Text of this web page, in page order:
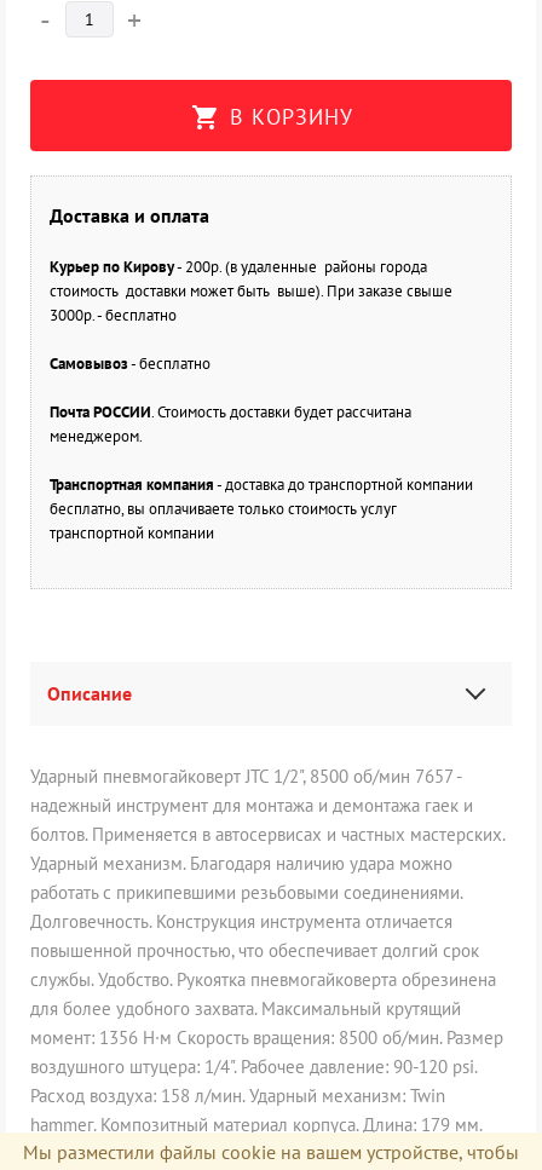
- +
shopping_cart В КОРЗИНУ
Доставка и оплата
Курьер по Кирову- 200р. (в удаленные районы города
стоимость доставки может быть выше). При заказе свыше
3000р. - бесплатно
Самовывоз- бесплатно
Почта РОССИИ. Стоимость доставки будет рассчитана
менеджером.
Транспортная компания- доставка до транспортной компании
бесплатно, вы оплачиваете только стоимость услуг
транспортной компании
Описание
Ударный пневмогайковерт JTC 1/2", 8500 об/мин 7657 -
надежный инструмент для монтажа и демонтажа гаек и
болтов. Применяется в автосервисах и частных мастерских.
Ударный механизм. Благодаря наличию удара можно
работать с прикипевшими резьбовыми соединениями.
Долговечность. Конструкция инструмента отличается
повышенной прочностью, что обеспечивает долгий срок
службы. Удобство. Рукоятка пневмогайковерта обрезинена
для более удобного захвата. Максимальный крутящий
момент: 1356 Н·м Скорость вращения: 8500 об/мин. Размер
воздушного штуцера: 1/4". Рабочее давление: 90-120 psi.
Расход воздуха: 158 л/мин. Ударный механизм: Twin
hammeг. Композитный материал корпуса. Длина: 179 мм.
Вес: 1.65 кг.
Мы разместили файлы cookie на вашем устройстве, чтобы